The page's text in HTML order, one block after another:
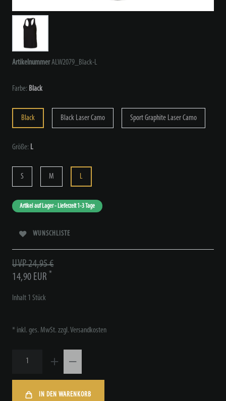
ArtikelnummerALW2079_Black-L
Farbe: Black
Black Black Laser Camo Sport Graphite Laser Camo
Größe: L
S M L
Artikel auf Lager - Lieferzeit 1-3 Tage
WUNSCHLISTE
UVP 24,95 €
14,90 EUR *
Inhalt 1 Stück
* inkl. ges. MwSt. zzgl.Versandkosten
IN DEN WARENKORB